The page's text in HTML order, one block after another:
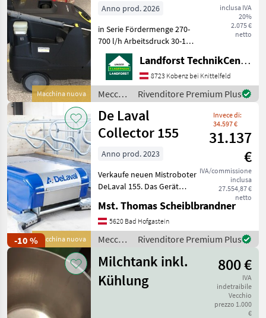
Macchina nuova
Anniversary
Edition
inclusa IVA
20%
2.075 €
netto
Anno prod. 2026
in Serie Fördermenge 270-
700 l/h Arbeitsdruck 30-160
bar Gewicht 113 kg 10m HD-
Schlauch Strahlrohr
1050mm Powerdüse Um
Ihnen unnötige Wartezeiten
oder Wegstrecken
Landforst TechnikCenter Knittelfeld
8723 Kobenz bei Knittelfeld
Meccanizzazione
interna
/
Kärcher
Rivenditore Premium Plus
-10 %Macchina nuova
De Laval
Collector 155
Invece di:
34.597 €
31.137
€
IVA/commissione
inclusa
27.554,87 €
netto
Anno prod. 2023
Verkaufe neuen Mistroboter
DeLaval 155. Das Gerät
leider nicht eingebaut
wegen
Planungsänderungen.
Produktgarantie kann noch
aktiviert we
Mst. Thomas Scheiblbrandner
5620 Bad Hofgastein
Meccanizzazione
/ De
Laval
Rivenditore Premium Plus
Milchtank inkl.
Kühlung
800 €
IVA
indetraibile
Vecchio
prezzo 1.000
€